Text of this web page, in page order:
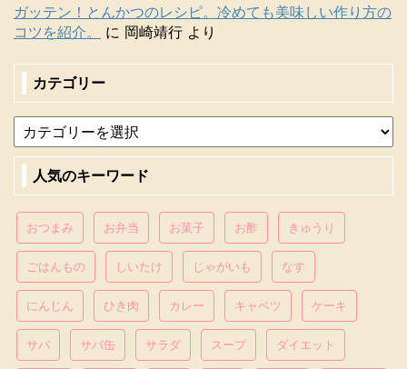
ガッテン！とんかつのレシピ。冷めても美味しい作り方の
コツを紹介。
に 岡崎靖行 より
カテゴリー
人気のキーワード
おつまみ お弁当 お菓子 お酢 きゅうり
ごはんもの しいたけ じゃがいも なす
にんじん ひき肉 カレー キャベツ ケーキ
サバ サバ缶 サラダ スープ ダイエット